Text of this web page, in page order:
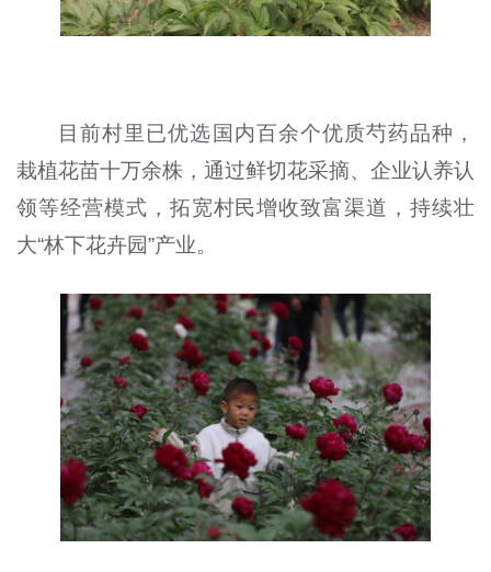
目前村里已优选国内百余个优质芍药品种，
栽植花苗十万余株，通过鲜切花采摘、企业认养认
领等经营模式，拓宽村民增收致富渠道，持续壮
大“林下花卉园”产业。